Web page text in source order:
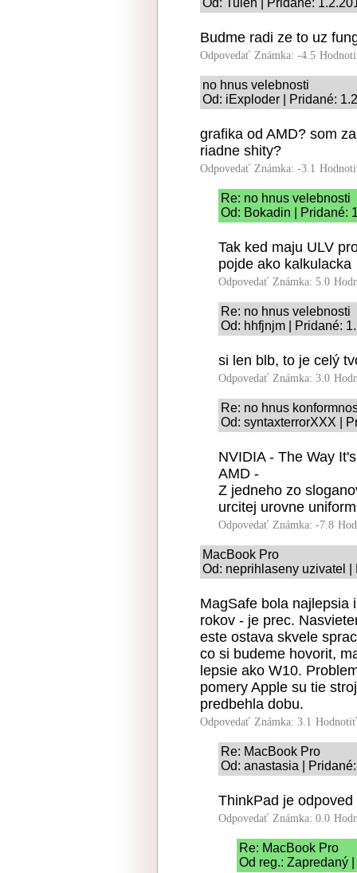
Budme radi ze to uz
Odpovedať Známka: -4.5
no hnus velebnosti
Od: iExploder | Pridané:
grafika od AMD? som
riadne shity?
Odpovedať Známka: -3.1
Re: no hnus velebnosti
Od: Bokadin | Pridané:
Tak ked maju ULV
pojde ako kalkulacka
Odpovedať Známka: 5.0
Re: no hnus velebnosti
Od: hhfjnjm | Pridané:
si len blb, to je celý
Odpovedať Známka: 3.0
Re: no hnus
Od: syntaxterrorXXX |
NVIDIA - The Way
AMD -
Z jedneho zo
urcitej urovne
Odpovedať Známka: -7.8
MacBook Pro
Od: neprihlaseny uzivatel
MagSafe bola najlepsia
rokov - je prec.
este ostava skvele
co si budeme hovorit,
lepsie ako W10.
pomery Apple su tie
predbehla dobu.
Odpovedať Známka: 3.1
Re: MacBook Pro
Od: anastasia |
ThinkPad je odpoved
Odpovedať Známka: 0.0
Re: MacBook Pro
Od reg.: Zapredaný